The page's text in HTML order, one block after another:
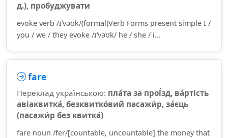
д.), пробуджувати
evoke verb /ɪˈvəʊk/(formal)Verb Forms present simple I /
you / we / they evoke /ɪˈvəʊk/ he / she / i...
fare
Переклад українською: пла́та за прої́зд, ва́ртість
авіаквитка́, безквитко́вий пасажи́р, за́єць
(пасажи́р без квитка́)
fare noun /fer/[countable, uncountable] the money that